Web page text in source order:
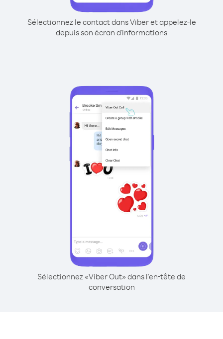
Sélectionnez le contact dans Viber et appelez-le
depuis son écran d'informations
Sélectionnez «Viber Out» dans l'en-tête de
conversation